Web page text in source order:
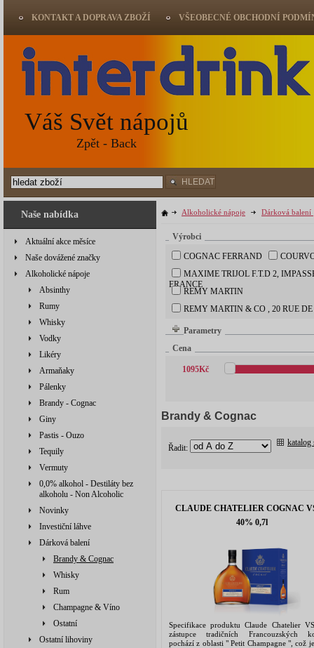
Naše nabídka
Aktuální akce měsíce
Naše dovážené značky
Alkoholické nápoje
Absinthy
Rumy
Whisky
Vodky
Likéry
Armaňaky
Pálenky
Brandy - Cognac
Giny
Pastis - Ouzo
Tequily
Vermuty
0,0% alkohol - Destiláty bez
alkoholu - Non Alcoholic
Novinky
Investiční láhve
Dárková balení
Brandy & Cognac
Whisky
Rum
Champagne & Víno
Ostatní
Ostatní lihoviny
Alkoholické nápoje Dárková balení
Výrobci
COGNAC FERRAND
MAXIME TRIJOL F.T.D 2, IMPASSE DU PARADIS 17520 SAINT-MARTIAL S/NÉ
FRANCE
REMY MARTIN
REMY MARTIN & CO , 20 RUE
Parametry
Cena
1095Kč
Brandy & Cognac
Řadit:
katalog
CLAUDE CHATELIER COGNAC
40% 0,7l
Specifikace produktu Claude Chatelier
zástupce tradičních Francouzských
pochází z oblasti " Petit Champagne ", což
KONTAKT A DOPRAVA ZBOŽÍ VŠEOBECNÉ OBCHODNÍ
Váš Svět nápojů
Zpět - Back
HLEDAT